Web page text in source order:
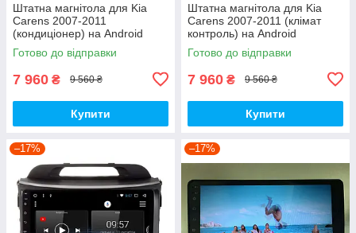
Штатна магнітола для Kia
Carens 2007-2011
(кондиціонер) на Android
Готово до відправки
7 960 ₴ 9 560 ₴
Купити
Штатна магнітола для Kia
Carens 2007-2011 (клімат
контроль) на Android
Готово до відправки
7 960 ₴ 9 560 ₴
Купити
–17% –17%